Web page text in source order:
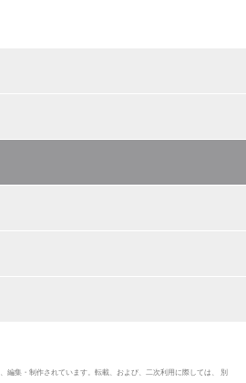
編集・制作されています。転載、および、二次利用に際しては、 別